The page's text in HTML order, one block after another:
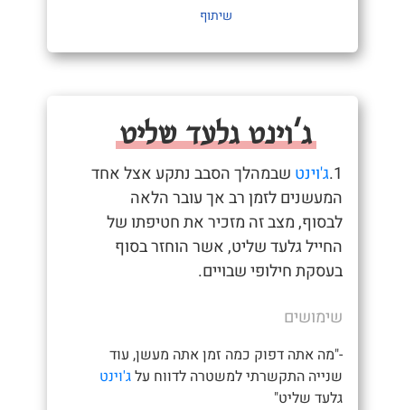
שיתוף
ג'וינט גלעד שליט
1. ג'וינט שבמהלך הסבב נתקע אצל אחד
המעשנים לזמן רב אך עובר הלאה
לבסוף, מצב זה מזכיר את חטיפתו של
החייל גלעד שליט, אשר הוחזר בסוף
בעסקת חילופי שבויים.
שימושים
-"מה אתה דפוק כמה זמן אתה מעשן, עוד
שנייה התקשרתי למשטרה לדווח עלג'וינט
גלעד שליט"